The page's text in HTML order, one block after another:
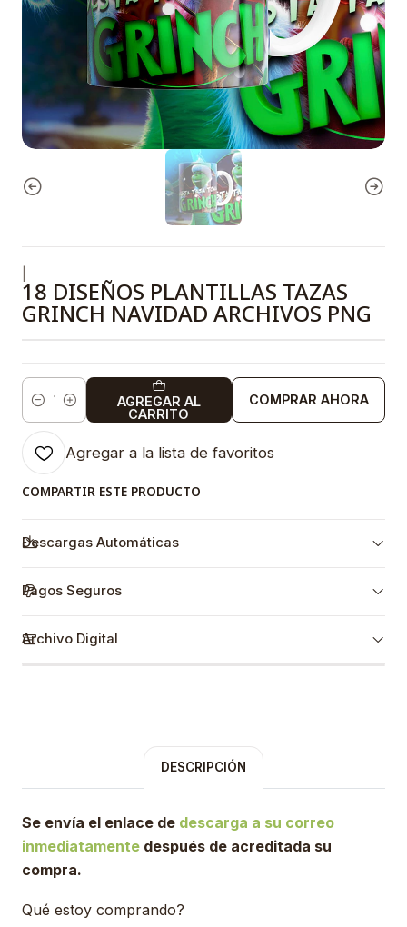
18 DISEÑOS PLANTILLAS TAZAS
GRINCH NAVIDAD ARCHIVOS PNG
Cantidad
AGREGAR AL
CARRITO
COMPRAR AHORA
Agregar a la lista de favoritos
COMPARTIR ESTE PRODUCTO
Descargas Automáticas
Pagos Seguros
Archivo Digital
DESCRIPCIÓN
Se envía el enlace de descarga a su correo
inmediatamente después de acreditada su
compra.
Qué estoy comprando?